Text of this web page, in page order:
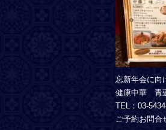
忘新年会に向
健康中華 青
TEL：03-
ご予約お問